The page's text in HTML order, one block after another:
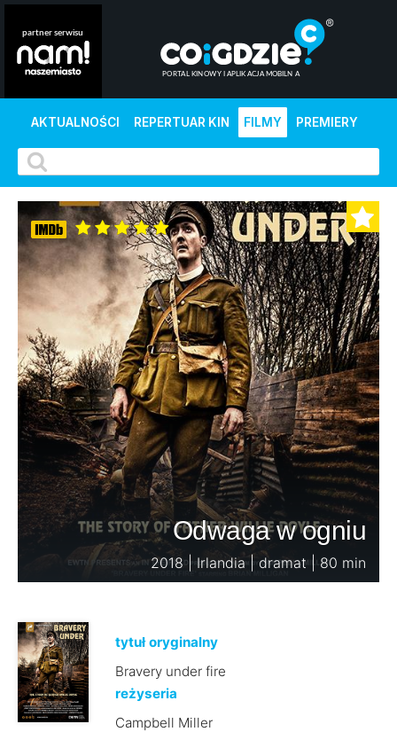
AKTUALNOŚCI REPERTUAR KIN FILMY PREMIERY
Odwaga w ogniu
2018 | Irlandia | dramat | 80 min
tytuł oryginalny
Bravery under fire
reżyseria
Campbell Miller